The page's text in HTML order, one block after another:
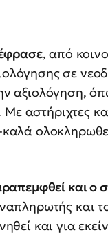
, από
σε
αξιολόγηση,
Με αστήριχτες
και ο
και
και για